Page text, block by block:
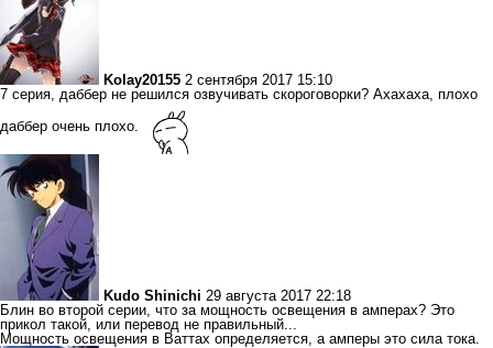
Kolay20155 2 сентября 2017 15:10
7 серия, даббер не решился озвучивать скороговорки? Ахахаха, плохо
даббер очень плохо.
Kudo Shinichi 29 августа 2017 22:18
Блин во второй серии, что за мощность освещения в амперах? Это
прикол такой, или перевод не правильный...
Мощность освещения в Ваттах определяется, а амперы это сила тока.